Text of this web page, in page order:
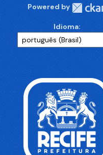
Powered by
Idioma